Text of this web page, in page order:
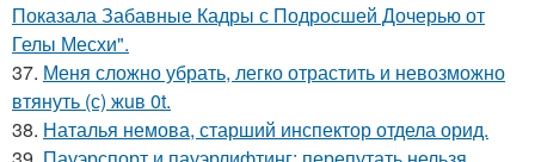
Показала Забавные Кадры с Подросшей Дочерью от
Гелы Месхи".
37. Меня сложно убрать, легко отрастить и невозможно
втянуть (с) жuв 0t.
38. Наталья немова, старший инспектор отдела орид.